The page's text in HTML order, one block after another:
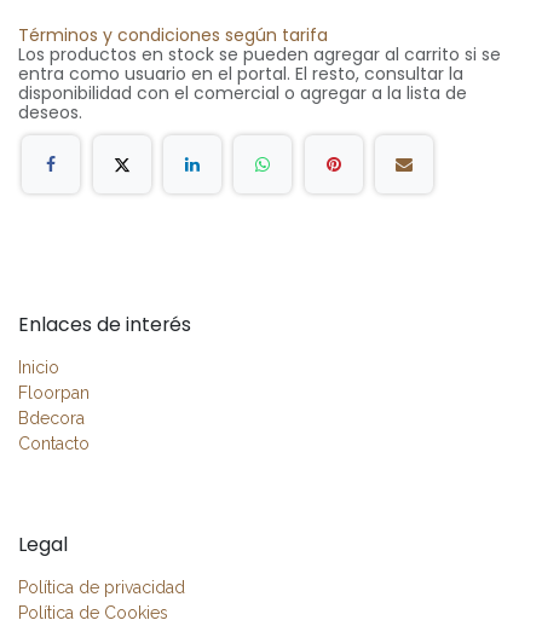
Términos y condiciones según tarifa
Los productos en stock se pueden agregar al carrito si se
entra como usuario en el portal. El resto, consultar la
disponibilidad con el comercial o agregar a la lista de
deseos.
Enlaces de interés
Inicio
Floorpan
Bdecora
Contacto
Legal
Política de privacidad
Política de Cookies